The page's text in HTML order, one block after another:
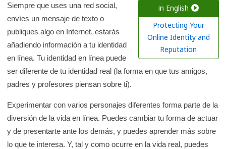
a
r
e
n
l
a
b
i
b
l
i
in English
Protecting Your
Online Identity and
Reputation
Siempre que uses una red social,
envíes un mensaje de texto o
publiques algo en Internet, estarás
añadiendo información a tu identidad
en línea. Tu identidad en línea puede
ser diferente de tu identidad real (la forma en que tus amigos,
padres y profesores piensan sobre ti).
Experimentar con varios personajes diferentes forma parte de la
diversión de la vida en línea. Puedes cambiar tu forma de actuar
y de presentarte ante los demás, y puedes aprender más sobre
lo que te interesa. Y, tal y como ocurre en la vida real, puedes